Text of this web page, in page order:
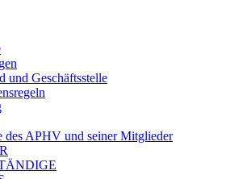
und Geschäftsstelle
des APHV und seiner Mitglieder